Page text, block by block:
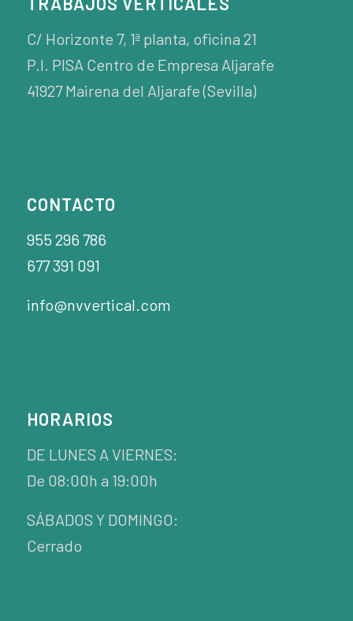
C/ Horizonte 7, 1ª planta, oficina 21
P.I. PISA Centro de Empresa Aljarafe
41927 Mairena del Aljarafe (Sevilla)
CONTACTO
955 296 786
677 391 091
info@nvvertical.com
HORARIOS
DE LUNES A VIERNES:
De 08:00h a 19:00h
SÁBADOS Y DOMINGO:
Cerrado